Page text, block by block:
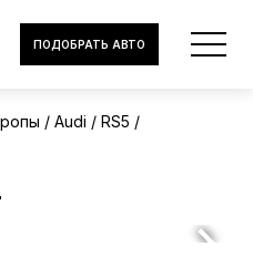
ПОДОБРАТЬ АВТО
Audi
RS5